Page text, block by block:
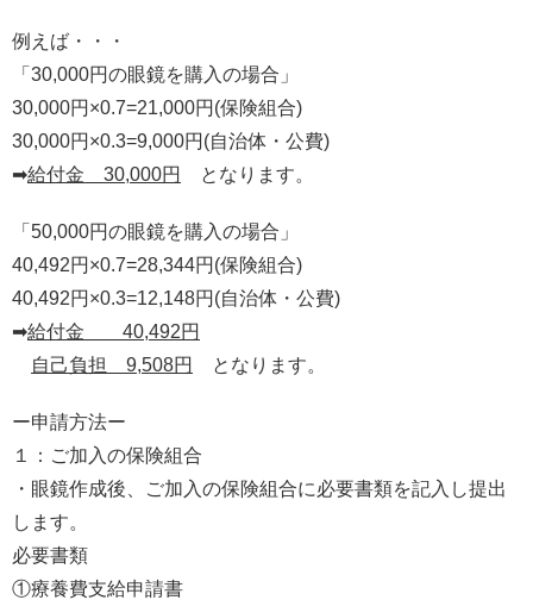
例えば・・・
「30,000円の眼鏡を購入の場合」
30,000円×0.7=21,000円(保険組合)
30,000円×0.3=9,000円(自治体・公費)
➡給付金 30,000円 となります。
「50,000円の眼鏡を購入の場合」
40,492円×0.7=28,344円(保険組合)
40,492円×0.3=12,148円(自治体・公費)
➡給付金 40,492円
自己負担 9,508円
となります。
ー申請方法ー
１：ご加入の保険組合
・眼鏡作成後、ご加入の保険組合に必要書類を記入し提出
します。
必要書類
①療養費支給申請書